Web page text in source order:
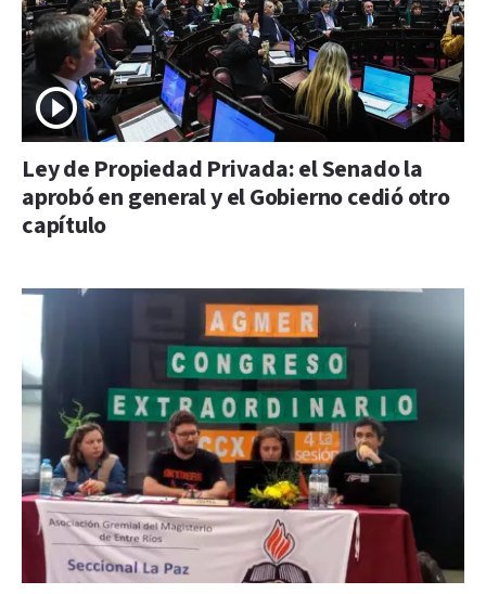
Ley de Propiedad Privada: el Senado la
aprobó en general y el Gobierno cedió otro
capítulo